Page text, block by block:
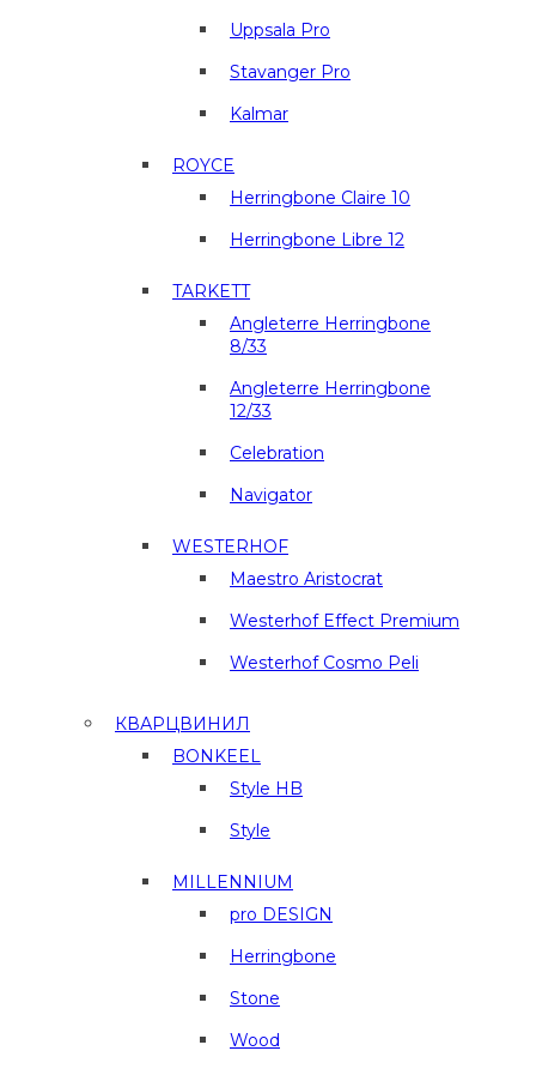
Uppsala Pro
Stavanger Pro
Kalmar
ROYCE
Herringbone Claire 10
Herringbone Libre 12
TARKETT
Angleterre Herringbone
8/33
Angleterre Herringbone
12/33
Celebration
Navigator
WESTERHOF
Maestro Aristocrat
Westerhof Effect Premium
Westerhof Cosmo Peli
КВАРЦВИНИЛ
BONKEEL
Style HB
Style
MILLENNIUM
pro DESIGN
Herringbone
Stone
Wood